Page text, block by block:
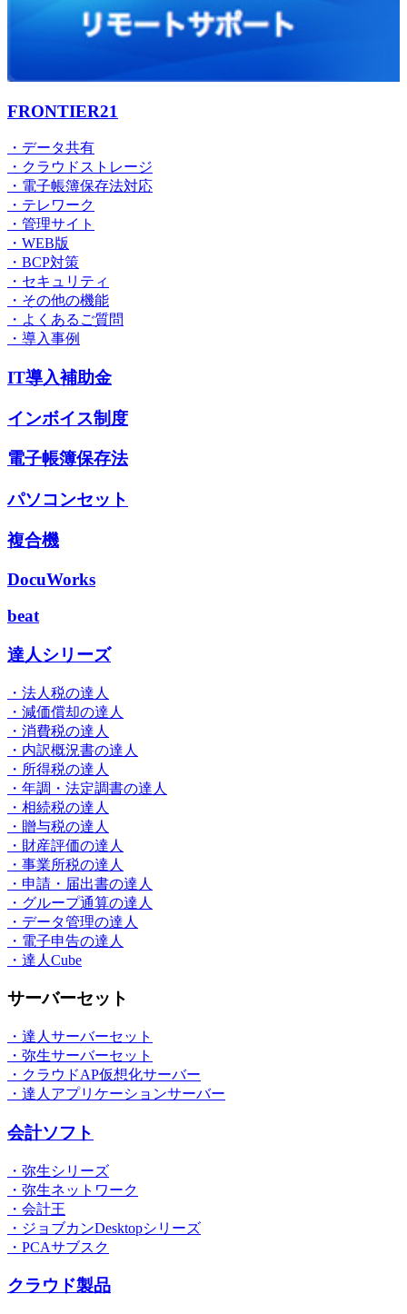
FRONTIER21
・データ共有
・クラウドストレージ
・電子帳簿保存法対応
・テレワーク
・管理サイト
・WEB版
・BCP対策
・セキュリティ
・その他の機能
・よくあるご質問
・導入事例
IT導入補助金
インボイス制度
電子帳簿保存法
パソコンセット
複合機
DocuWorks
beat
達人シリーズ
・法人税の達人
・減価償却の達人
・消費税の達人
・内訳概況書の達人
・所得税の達人
・年調・法定調書の達人
・相続税の達人
・贈与税の達人
・財産評価の達人
・事業所税の達人
・申請・届出書の達人
・グループ通算の達人
・データ管理の達人
・電子申告の達人
・達人Cube
サーバーセット
・達人サーバーセット
・弥生サーバーセット
・クラウドAP仮想化サーバー
・達人アプリケーションサーバー
会計ソフト
・弥生シリーズ
・弥生ネットワーク
・会計王
・ジョブカンDesktopシリーズ
・PCAサブスク
クラウド製品